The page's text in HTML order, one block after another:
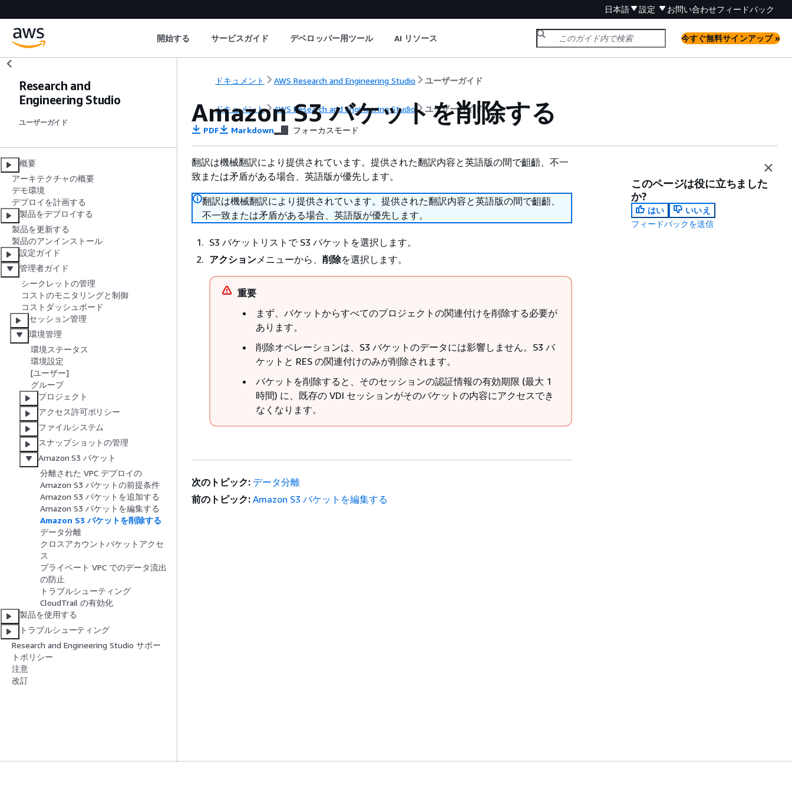
日本語 設定 お問い合わせフィードバック
開始する サービスガイド デベロッパー用ツール AI リソース 今すぐ無料サインアップ »
Research and
Engineering Studio
ユーザーガイド
概要
アーキテクチャの概要
デモ環境
デプロイを計画する
製品をデプロイする
製品を更新する
製品のアンインストール
設定ガイド
管理者ガイド
シークレットの管理
コストのモニタリングと制御
コストダッシュボード
セッション管理
環境管理
環境ステータス
環境設定
[ユーザー]
グループ
プロジェクト
アクセス許可ポリシー
ファイルシステム
スナップショットの管理
Amazon S3 バケット
分離された VPC デプロイの
Amazon S3 バケットの前提条件
Amazon S3 バケットを追加する
Amazon S3 バケットを編集する
Amazon S3 バケットを削除する
データ分離
クロスアカウントバケットアクセ
ス
プライベート VPC でのデータ流出
の防止
トラブルシューティング
CloudTrail の有効化
製品を使用する
トラブルシューティング
Research and Engineering Studio サポー
トポリシー
注意
改訂
ドキュメント AWS Research and Engineering Studio ユーザーガイド
ドキュメント AWS Research and Engineering Studio ユーザーガイド
Amazon S3 バケットを削除する
PDF Markdown フォーカスモード
翻訳は機械翻訳により提供されています。提供された翻訳内容と英語版の間で齟齬、不一
致または矛盾がある場合、英語版が優先します。
翻訳は機械翻訳により提供されています。提供された翻訳内容と英語版の間で齟齬、
不一致または矛盾がある場合、英語版が優先します。
S3 バケットリストで S3 バケットを選択します。
アクションメニューから、 削除を選択します。
重要
まず、バケットからすべてのプロジェクトの関連付けを削除する必要が
あります。
削除オペレーションは、S3 バケットのデータには影響しません。S3 バ
ケットと RES の関連付けのみが削除されます。
バケットを削除すると、そのセッションの認証情報の有効期限 (最大 1
時間) に、既存の VDI セッションがそのバケットの内容にアクセスでき
なくなります。
このページは役に立ちました
か?
はい
いいえ
フィードバックを送信
次のトピック: データ分離
前のトピック: Amazon S3 バケットを編集する